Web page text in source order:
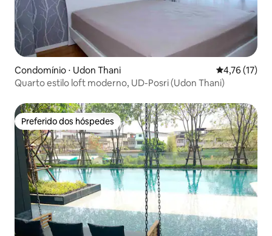
Condomínio ⋅ Udon Thani 4,76 de uma
4,76 (17)
Quarto estilo loft moderno, UD-Posri (Udon Thani)
Preferido dos hóspedes
Preferido dos hóspedes